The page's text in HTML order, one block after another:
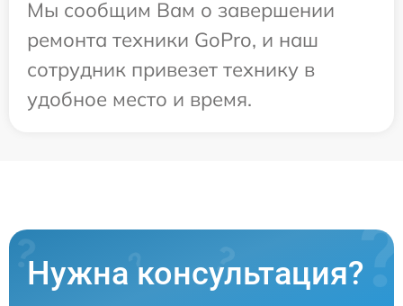
Мы сообщим Вам о завершении
ремонта техники GoPro, и наш
сотрудник привезет технику в
удобное место и время.
Нужна консультация?